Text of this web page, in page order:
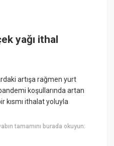
yağı ithal
artışa rağmen yurt
koşullarında artan
kısmı ithalat yoluyla
tamamını burada okuyun: